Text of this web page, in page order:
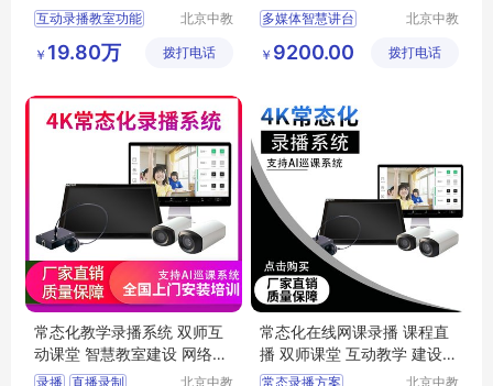
频会议
互动录播教室功能
智慧校园
北京中教
有限公司
￥ 19.80万 拨打电话
方案
多媒体智慧讲台
中控多媒体讲台
北京中教
有限公司
￥ 9200.00 拨打电话
常态化教学录播系统 双师互
动课堂 智慧教室建设 网络教
学 建设方案
录播 直播录制 北京中教
常态化在线网课录播 课程直
播 双师课堂 互动教学 建设方
案
常态录播方案 北京中教